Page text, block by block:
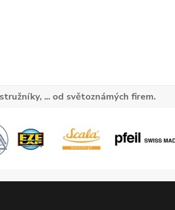
... od světoznámých firem.